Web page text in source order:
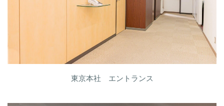
東京本社 エントランス